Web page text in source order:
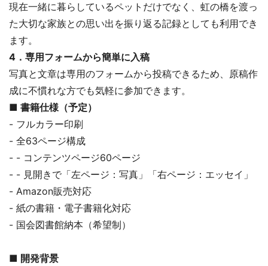
現在一緒に暮らしているペットだけでなく、虹の橋を渡っ
た大切な家族との思い出を振り返る記録としても利用でき
ます。
4．専用フォームから簡単に入稿
写真と文章は専用のフォームから投稿できるため、原稿作
成に不慣れな方でも気軽に参加できます。
■ 書籍仕様（予定）
- フルカラー印刷
- 全63ページ構成
- - コンテンツページ60ページ
- - 見開きで「左ページ：写真」「右ページ：エッセイ」
- Amazon販売対応
- 紙の書籍・電子書籍化対応
- 国会図書館納本（希望制）
■ 開発背景